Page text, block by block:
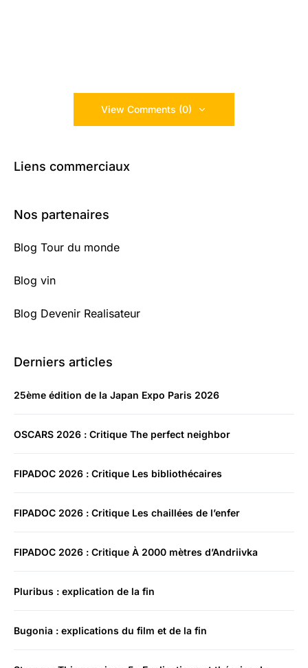
View Comments (0)
Liens commerciaux
Nos partenaires
Blog Tour du monde
Blog vin
Blog Devenir Realisateur
Derniers articles
25ème édition de la Japan Expo Paris 2026
OSCARS 2026 : Critique The perfect neighbor
FIPADOC 2026 : Critique Les bibliothécaires
FIPADOC 2026 : Critique Les chaillées de l’enfer
FIPADOC 2026 : Critique À 2000 mètres d’Andriivka
Pluribus : explication de la fin
Bugonia : explications du film et de la fin